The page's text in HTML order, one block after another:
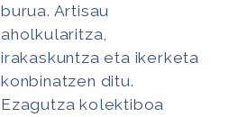
burua. Artisau
aholkularitza,
irakaskuntza eta ikerketa
konbinatzen ditu.
Ezagutza kolektiboa